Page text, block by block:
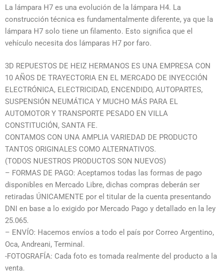
La lámpara H7 es una evolución de la lámpara H4. La
construcción técnica es fundamentalmente diferente, ya que la
lámpara H7 solo tiene un filamento. Esto significa que el
vehículo necesita dos lámparas H7 por faro.
3D REPUESTOS DE HEIZ HERMANOS ES UNA EMPRESA CON
10 AÑOS DE TRAYECTORIA EN EL MERCADO DE INYECCIÓN
ELECTRÓNICA, ELECTRICIDAD, ENCENDIDO, AUTOPARTES,
SUSPENSIÓN NEUMÁTICA Y MUCHO MÁS PARA EL
AUTOMOTOR Y TRANSPORTE PESADO EN VILLA
CONSTITUCIÓN, SANTA FE.
CONTAMOS CON UNA AMPLIA VARIEDAD DE PRODUCTO
TANTOS ORIGINALES COMO ALTERNATIVOS.
(TODOS NUESTROS PRODUCTOS SON NUEVOS)
– FORMAS DE PAGO: Aceptamos todas las formas de pago
disponibles en Mercado Libre, dichas compras deberán ser
retiradas ÚNICAMENTE por el titular de la cuenta presentando
DNI en base a lo exigido por Mercado Pago y detallado en la ley
25.065.
– ENVÍO: Hacemos envíos a todo el país por Correo Argentino,
Oca, Andreani, Terminal.
-FOTOGRAFÍA: Cada foto es tomada realmente del producto a la
venta.